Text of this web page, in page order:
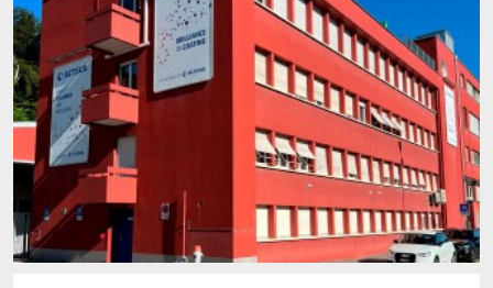
PakSafe
PROVALIN
WESSCO